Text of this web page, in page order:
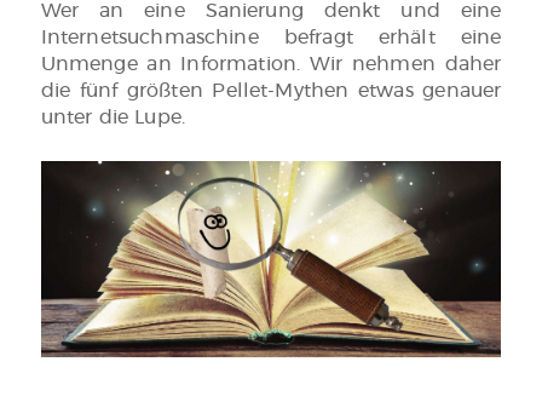
Wer an eine Sanierung denkt und eine
Internetsuchmaschine befragt erhält eine
Unmenge an Information. Wir nehmen daher
die fünf größten Pellet-Mythen etwas genauer
unter die Lupe.